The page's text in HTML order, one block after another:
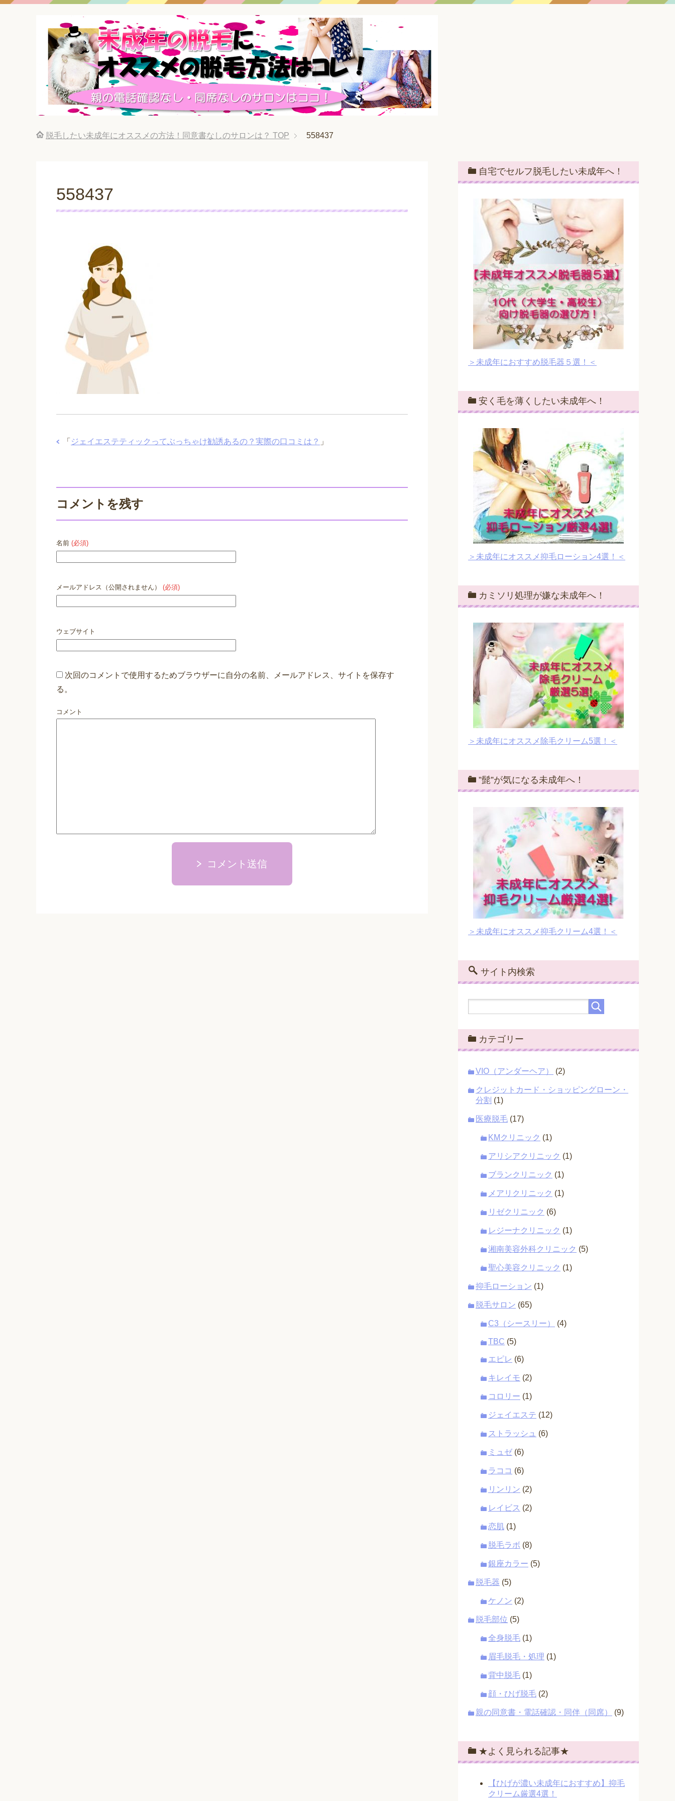
脱毛したい未成年にオススメの方法！同意書なしのサロンは？ TOP 558437
558437
「 ジェイエステティックってぶっちゃけ勧誘あるの？実際の口コミは？ 」
コメントを残す
名前 (必須)
メールアドレス（公開されません） (必須)
ウェブサイト
次回のコメントで使用するためブラウザーに自分の名前、メールアドレス、サイトを保存す
る。
コメント
コメント送信
自宅でセルフ脱毛したい未成年へ！
＞未成年におすすめ脱毛器５選！＜
安く毛を薄くしたい未成年へ！
＞未成年にオススメ抑毛ローション4選！＜
カミソリ処理が嫌な未成年へ！
＞未成年にオススメ除毛クリーム5選！＜
”髭”が気になる未成年へ！
＞未成年にオススメ抑毛クリーム4選！＜
サイト内検索
カテゴリー
VIO（アンダーヘア） (2)
クレジットカード・ショッピングローン・
分割 (1)
医療脱毛 (17)
KMクリニック (1)
アリシアクリニック (1)
ブランクリニック (1)
メアリクリニック (1)
リゼクリニック (6)
レジーナクリニック (1)
湘南美容外科クリニック (5)
聖心美容クリニック (1)
抑毛ローション (1)
脱毛サロン (65)
C3（シースリー） (4)
TBC (5)
エピレ (6)
キレイモ (2)
コロリー (1)
ジェイエステ (12)
ストラッシュ (6)
ミュゼ (6)
ラココ (6)
リンリン (2)
レイビス (2)
恋肌 (1)
脱毛ラボ (8)
銀座カラー (5)
脱毛器 (5)
ケノン (2)
脱毛部位 (5)
全身脱毛 (1)
眉毛脱毛・処理 (1)
背中脱毛 (1)
顔・ひげ脱毛 (2)
親の同意書・電話確認・同伴（同席） (9)
★よく見られる記事★
【ひげが濃い未成年におすすめ】抑毛
クリーム厳選4選！